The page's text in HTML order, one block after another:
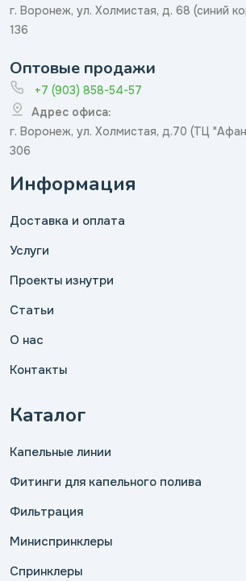
г. Воронеж, ул. Холмистая, д. 68 (синий
136
Оптовые продажи
+7 (903) 858-54-57
Адрес офиса:
г. Воронеж, ул. Холмистая, д.70 (ТЦ
306
Информация
Доставка и оплата
Услуги
Проекты изнутри
Статьи
О нас
Контакты
Каталог
Капельные линии
Фитинги для капельного полива
Фильтрация
Миниспринклеры
Спринклеры